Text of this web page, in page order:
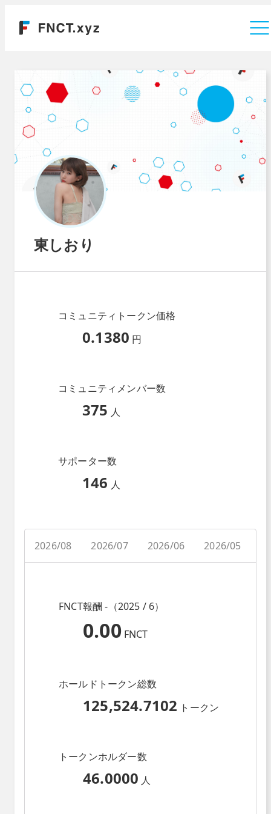
東しおり
コミュニティトークン価格
0.1380 円
コミュニティメンバー数
375 人
サポーター数
146 人
2026/08 2026/07 2026/06 2026/05
FNCT報酬 -（2025 / 6）
0.00 FNCT
ホールドトークン総数
125,524.7102 トークン
トークンホルダー数
46.0000 人